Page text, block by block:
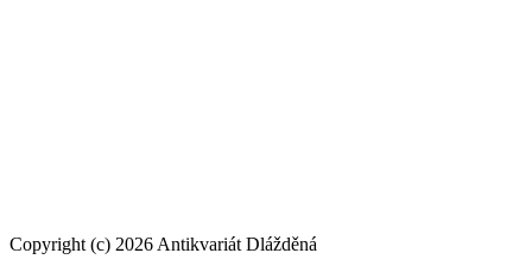
Copyright (c) 2026 Antikvariát Dlážděná